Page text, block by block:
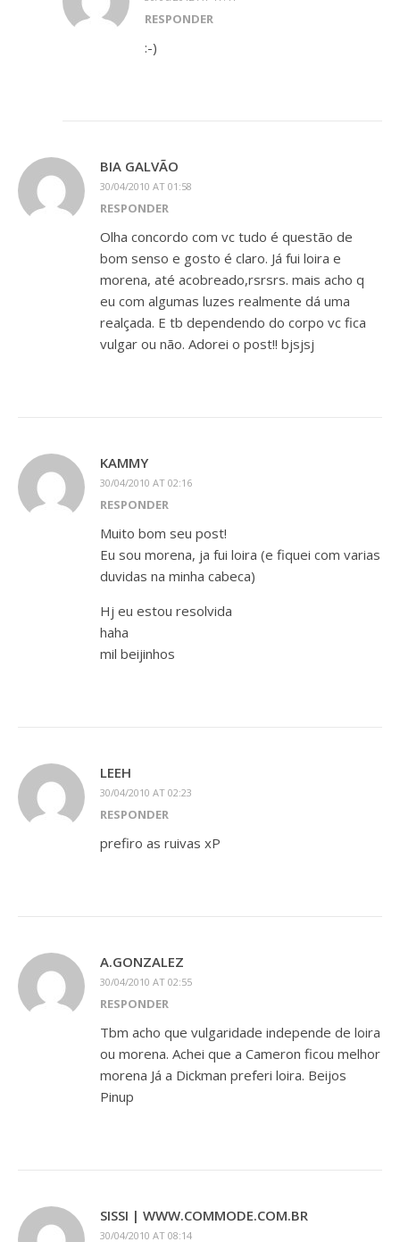
RESPONDER
:-)
BIA GALVÃO
30/04/2010 AT 01:58
RESPONDER
Olha concordo com vc tudo é questão de
bom senso e gosto é claro. Já fui loira e
morena, até acobreado,rsrsrs. mais acho q
eu com algumas luzes realmente dá uma
realçada. E tb dependendo do corpo vc fica
vulgar ou não. Adorei o post!! bjsjsj
KAMMY
30/04/2010 AT 02:16
RESPONDER
Muito bom seu post!
Eu sou morena, ja fui loira (e fiquei com varias
duvidas na minha cabeca)
Hj eu estou resolvida
haha
mil beijinhos
LEEH
30/04/2010 AT 02:23
RESPONDER
prefiro as ruivas xP
A.GONZALEZ
30/04/2010 AT 02:55
RESPONDER
Tbm acho que vulgaridade independe de loira
ou morena. Achei que a Cameron ficou melhor
morena Já a Dickman preferi loira. Beijos
Pinup
SISSI | WWW.COMMODE.COM.BR
30/04/2010 AT 08:14